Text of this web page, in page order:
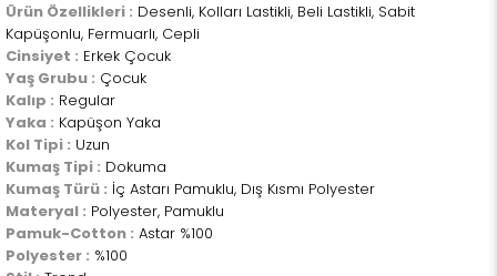
Ürün Özellikleri : Desenli, Kolları Lastikli, Beli Lastikli, Sabit
Kapüşonlu, Fermuarlı, Cepli
Cinsiyet : Erkek Çocuk
Yaş Grubu : Çocuk
Kalıp : Regular
Yaka : Kapüşon Yaka
Kol Tipi : Uzun
Kumaş Tipi : Dokuma
Kumaş Türü : İç Astarı Pamuklu, Dış Kısmı Polyester
Materyal : Polyester, Pamuklu
Pamuk-Cotton : Astar %100
Polyester : %100